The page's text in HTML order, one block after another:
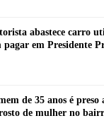
abastece carro
pagar em Presidente
de 35 anos é
de mulher no